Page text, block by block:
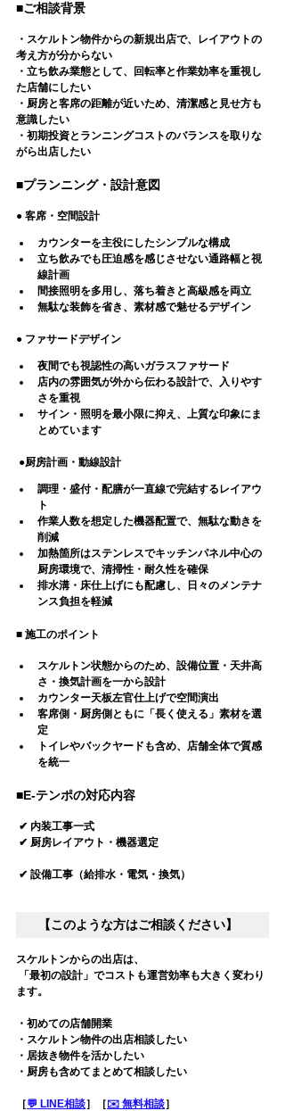
■ご相談背景
・スケルトン物件からの新規出店で、
レイアウトの
考え方が分からない
・立ち飲み業態として、
回転率と作業効率を重視し
た店舗にしたい
・厨房と客席の距離が近いため、 清潔感と見せ方も
意識したい
・初期投資とランニングコストのバランスを取りな
がら出店したい
■プランニング・設計意図
● 客席・空間設計
カウンターを主役にしたシンプルな構成
立ち飲みでも圧迫感を感じさせない通路幅と視
線計画
間接照明を多用し、 落ち着きと高級感を両立
無駄な装飾を省き、素材感で魅せるデザイン
● ファサードデザイン
夜間でも視認性の高いガラスファサード
店内の雰囲気が外から伝わる設計で、 入りやす
さを重視
サイン・照明を最小限に抑え、上質な印象にま
とめています
●厨房計画・動線設計
調理・盛付・配膳が一直線で完結するレイアウ
ト
作業人数を想定した機器配置で、無駄な動きを
削減
加熱箇所はステンレスでキッチンパネル中心の
厨房環境で、 清掃性・耐久性を確保
排水溝・床仕上げにも配慮し、日々のメンテナ
ンス負担を軽減
■ 施工のポイント
スケルトン状態からのため、 設備位置・天井高
さ・換気計画を一から設計
カウンター天板左官仕上げで空間演出
客席側・厨房側ともに「長く使える」素材を選
定
トイレやバックヤードも含め、店舗全体で質感
を統一
■E-テンポの対応内容
✔ 内装工事一式
✔ 設備工事（給排水・電気・換気）
スケルトンからの出店は、
「最初の設計」でコストも運営効率も大きく変わり
ます。
・初めての店舗開業
・スケルトン物件の出店相談したい
・居抜き物件を活かしたい
・厨房も含めてまとめて相談したい
［💬 LINE相談］［✉️ 無料相談］